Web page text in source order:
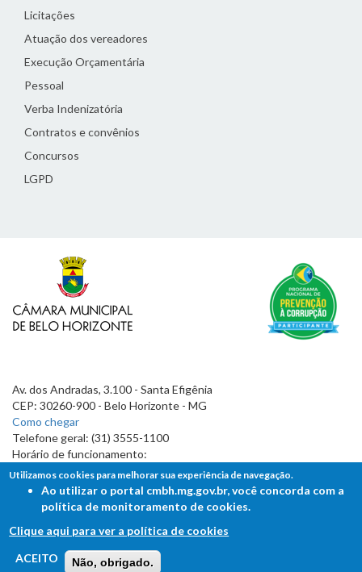
Licitações
Atuação dos vereadores
Execução Orçamentária
Pessoal
Verba Indenizatória
Contratos e convênios
Concursos
LGPD
Av. dos Andradas, 3.100 - Santa Efigênia
CEP: 30260-900 - Belo Horizonte - MG
Como chegar
Telefone geral: (31) 3555-1100
Horário de funcionamento:
7h às 19h
FALE COM A CÂMARA
Ouvidoria - Lei de Acesso à Informação
Utilizamos cookies para melhorar sua experiência de navegação.
Ao utilizar o portal cmbh.mg.gov.br, você concorda com a
política de monitoramento de cookies.
Clique aqui para ver a política de cookies
ACEITO
Não, obrigado.